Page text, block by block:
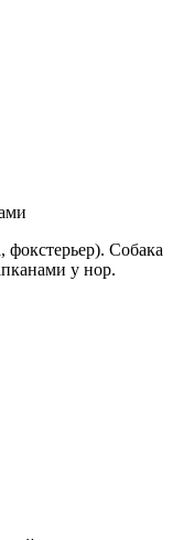
фокстерьер). Собака
у нор.